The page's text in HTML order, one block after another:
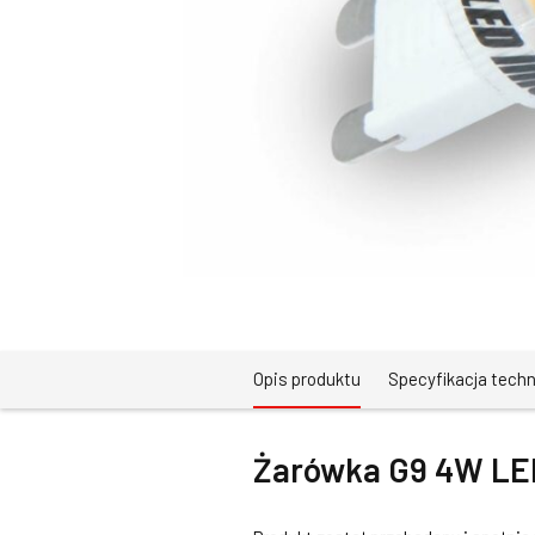
Opis produktu Specyfikacja
Żarówka G9 4W